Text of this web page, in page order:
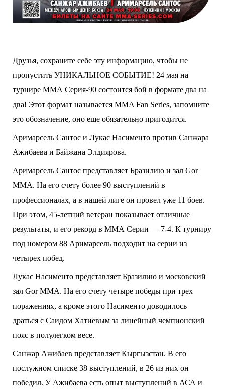
Друзья, сохраните себе эту информацию, чтобы не
пропустить УНИКАЛЬНОЕ СОБЫТИЕ! 24 мая на
турнире ММА Серия-90 состоится бой в формате два на
два! Этот формат называется MMA Fan Series, запомните
это обозначение, оно еще обязательно пригодится.
Аримарсель Сантос и Лукас Насименто против Санжара
Ажибаева и Байжана Элдиярова.
Аримарсель Сантос представляет Бразилию и зал Gor
MMA. На его счету более 90 выступлений в
профессионалах, а в нашей лиге он провел уже 11 боев.
При этом, 45-летний ветеран показывает отличные
результаты, и его рекорд в ММА Серии — 7-4. К турниру
под номером 88 Аримарсель подходит на серии из
четырех побед.
Лукас Насименто представляет Бразилию и московский
зал Gor MMA. На его счету четыре победы при трех
поражениях, а кроме этого Насименто доводилось
драться с Саидом Хатиевым за линейный чемпионский
пояс в полулегком весе.
Санжар Ажибаев представляет Кыргызстан. В его
послужном списке 38 выступлений, в 26 из них он
победил. У Ажибаева есть опыт выступлений в АСА и